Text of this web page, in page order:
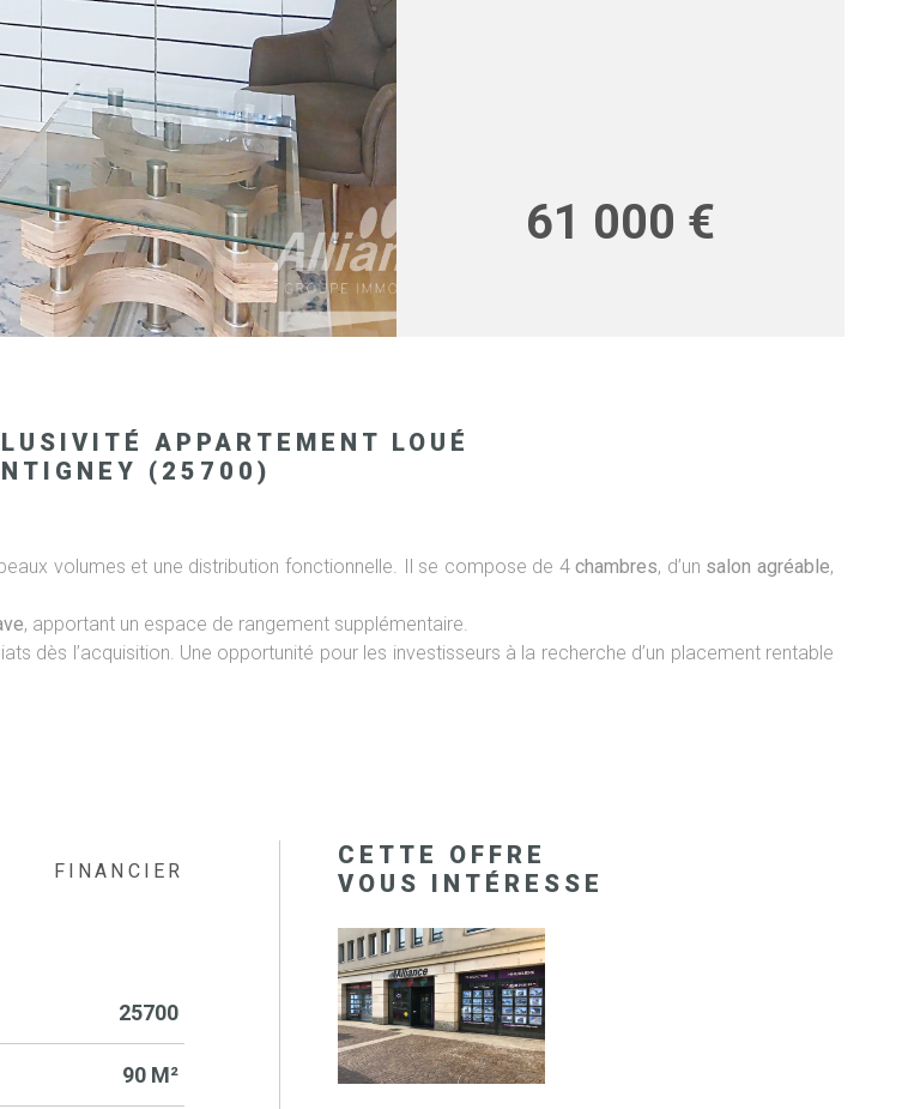
61 000 €
APPARTEMENT LOUÉ
(25700)
volumes et une distribution fonctionnelle. Il se compose de 4chambres, d’un salon agréable,
, apportant un espace de rangement supplémentaire.
dès l’acquisition. Une opportunité pour les investisseurs à la recherche d’un placement rentable
FINANCIER
25700
90 M²
CETTE OFFRE
VOUS INTÉRESSE